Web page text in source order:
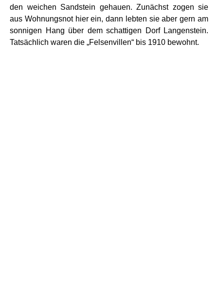
den weichen Sandstein gehauen. Zunächst zogen sie
aus Wohnungsnot hier ein, dann lebten sie aber gern am
sonnigen Hang über dem schattigen Dorf Langenstein.
Tatsächlich waren die „Felsenvillen“ bis 1910 bewohnt.